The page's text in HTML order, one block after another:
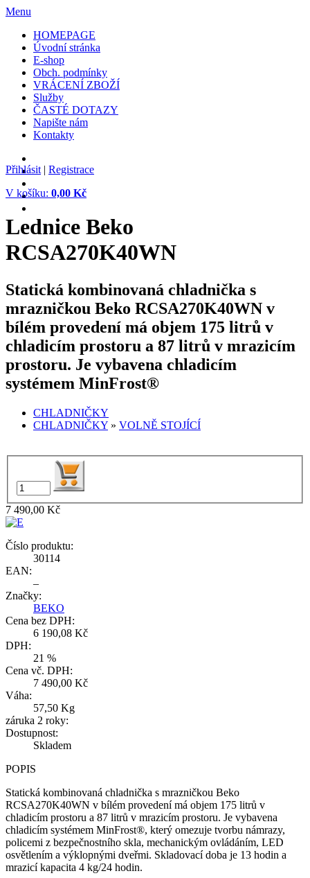
Menu
HOMEPAGE
Úvodní stránka
E-shop
Obch. podmínky
VRÁCENÍ ZBOŽÍ
Služby
ČASTÉ DOTAZY
Napište nám
Kontakty
Přihlásit | Registrace
V košíku: 0,00 Kč
Lednice Beko
RCSA270K40WN
Statická kombinovaná chladnička s
mrazničkou Beko RCSA270K40WN v
bílém provedení má objem 175 litrů v
chladicím prostoru a 87 litrů v mrazicím
prostoru. Je vybavena chladicím
systémem MinFrost®
CHLADNIČKY
CHLADNIČKY » VOLNĚ STOJÍCÍ
7 490,00 Kč
Číslo produktu:
30114
EAN:
–
Značky:
BEKO
Cena bez DPH:
6 190,08 Kč
DPH:
21 %
Cena vč. DPH:
7 490,00 Kč
Váha:
57,50 Kg
záruka 2 roky:
Dostupnost:
Skladem
POPIS
Statická kombinovaná chladnička s mrazničkou Beko
RCSA270K40WN v bílém provedení má objem 175 litrů v
chladicím prostoru a 87 litrů v mrazicím prostoru. Je vybavena
chladicím systémem MinFrost®, který omezuje tvorbu námrazy,
policemi z bezpečnostního skla, mechanickým ovládáním, LED
osvětlením a výklopnými dveřmi. Skladovací doba je 13 hodin a
mrazicí kapacita 4 kg/24 hodin.